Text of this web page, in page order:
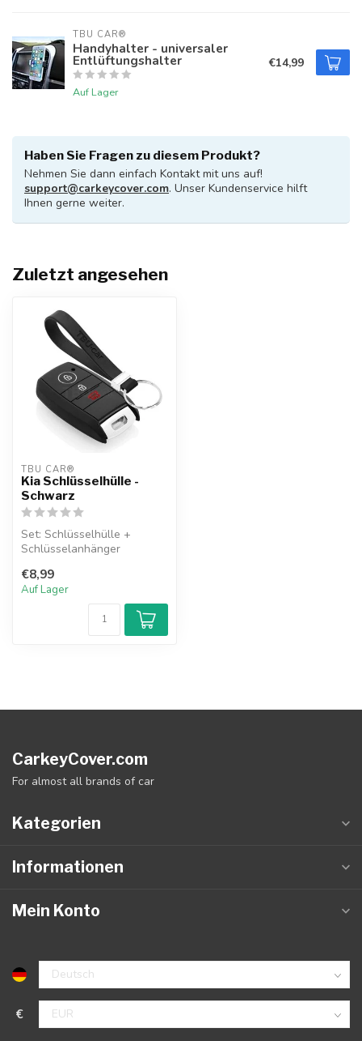
TBU CAR®
Handyhalter - universaler
Entlüftungshalter
Auf Lager
€14,99
Haben Sie Fragen zu diesem Produkt?
Nehmen Sie dann einfach Kontakt mit uns auf!
support@carkeycover.com. Unser Kundenservice hilft
Ihnen gerne weiter.
Zuletzt angesehen
TBU CAR®
Kia Schlüsselhülle -
Schwarz
Set: Schlüsselhülle +
Schlüsselanhänger
€8,99
Auf Lager
CarkeyCover.com
For almost all brands of car
Kategorien
Informationen
Mein Konto
€